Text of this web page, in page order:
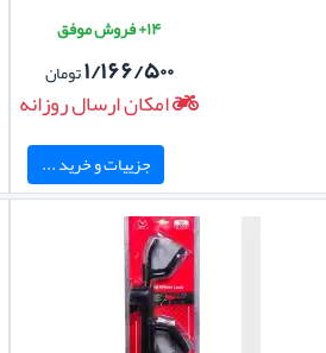
۱۴+ فروش موفق
۱/۱۶۶/۵۰۰تومان
امکان ارسال روزانه
جزییات و خرید ...